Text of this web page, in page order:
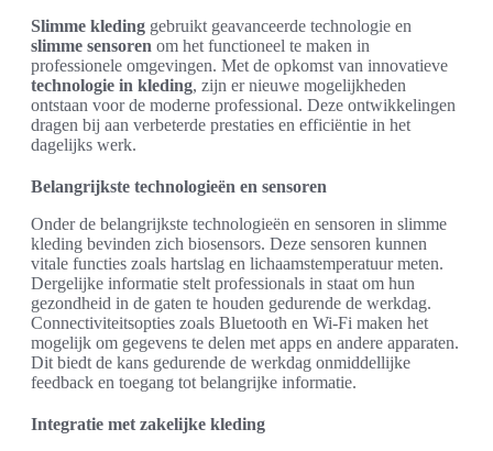
Slimme kleding gebruikt geavanceerde technologie en
slimme sensoren om het functioneel te maken in
professionele omgevingen. Met de opkomst van innovatieve
technologie in kleding, zijn er nieuwe mogelijkheden
ontstaan voor de moderne professional. Deze ontwikkelingen
dragen bij aan verbeterde prestaties en efficiëntie in het
dagelijks werk.
Belangrijkste technologieën en sensoren
Onder de belangrijkste technologieën en sensoren in slimme
kleding bevinden zich biosensors. Deze sensoren kunnen
vitale functies zoals hartslag en lichaamstemperatuur meten.
Dergelijke informatie stelt professionals in staat om hun
gezondheid in de gaten te houden gedurende de werkdag.
Connectiviteitsopties zoals Bluetooth en Wi-Fi maken het
mogelijk om gegevens te delen met apps en andere apparaten.
Dit biedt de kans gedurende de werkdag onmiddellijke
feedback en toegang tot belangrijke informatie.
Integratie met zakelijke kleding